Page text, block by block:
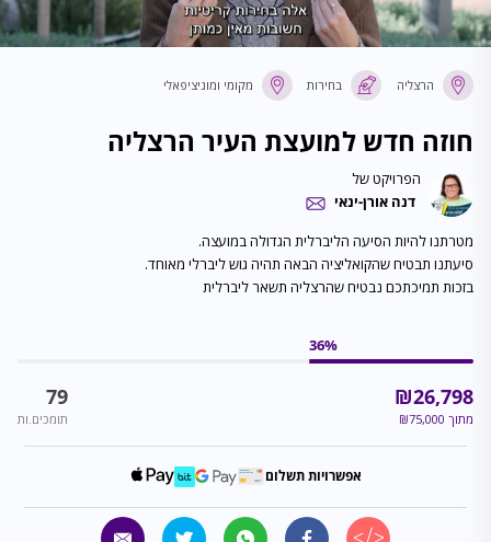
הרצליה בחירות מקומי ומוניציפאלי
חוזה חדש למועצת העיר הרצליה
הפרויקט של
דנה אורן-ינאי
בזכות תמיכתכם נבטיח שהרצליה תשאר ליברלית
36%
₪26,798
מתוך ₪75,000
79
תומכים.ות
אפשרויות תשלום